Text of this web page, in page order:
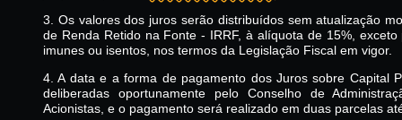
3. Os valores dos juros serão distribuídos sem atualização
de Renda Retido na Fonte - IRRF, à alíquota de 15%,
imunes ou isentos, nos termos da Legislação Fiscal em vigor.
4. A data e a forma de pagamento dos Juros sobre Capital
deliberadas oportunamente pelo Conselho de
Acionistas, e o pagamento será realizado em duas parcelas